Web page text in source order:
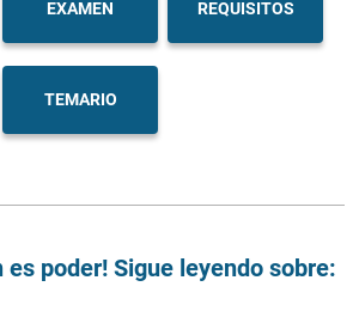
EXAMEN REQUISITOS
TEMARIO
es poder! Sigue leyendo sobre: